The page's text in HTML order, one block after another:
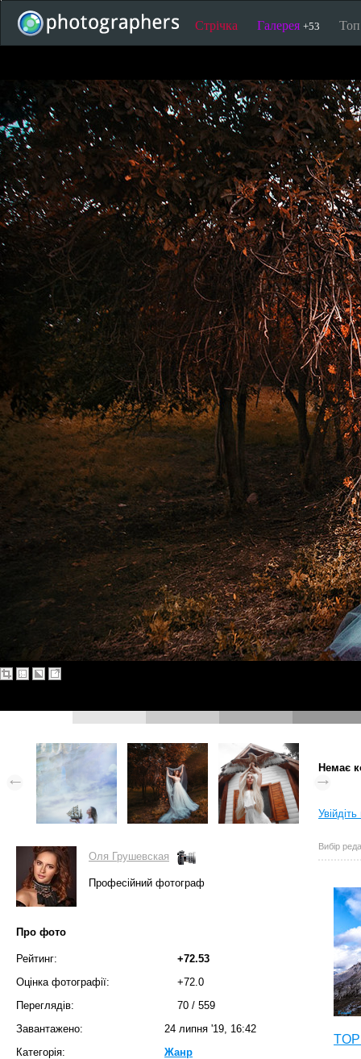
Стрічка Галерея +53
Оля Грушевская
Професійний фотограф
Про фото
Рейтинг:
+72.53
Оцінка фотографії:
+72.0
Переглядів:
70 / 559
Завантажено:
24 липня '19, 16:42
Категорія:
Жанр
Немає
Вибір